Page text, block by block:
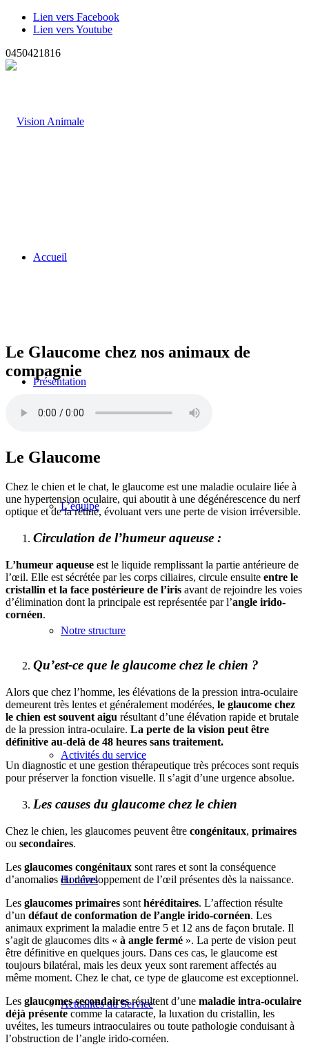
Lien vers Facebook
Lien vers Youtube
0450421816
Accueil
Présentation
L’équipe
Notre structure
Activités du service
Horaires
Actualités du Service
Le Glaucome chez nos animaux de
compagnie
Le Glaucome
Chez le chien et le chat, le glaucome est une maladie oculaire liée à
une hypertension oculaire, qui aboutit à une dégénérescence du nerf
optique et de la rétine, évoluant vers une perte de vision irréversible.
Circulation de l’humeur aqueuse :
L’humeur aqueuse est le liquide remplissant la partie antérieure de
l’œil. Elle est sécrétée par les corps ciliaires, circule ensuite entre le
cristallin et la face postérieure de l’iris avant de rejoindre les voies
d’élimination dont la principale est représentée par l’angle irido-
cornéen.
Qu’est-ce que le glaucome chez le chien ?
Alors que chez l’homme, les élévations de la pression intra-oculaire
demeurent très lentes et généralement modérées, le glaucome chez
le chien est souvent aigu résultant d’une élévation rapide et brutale
de la pression intra-oculaire. La perte de la vision peut être
définitive au-delà de 48 heures sans traitement.
Un diagnostic et une gestion thérapeutique très précoces sont requis
pour préserver la fonction visuelle. Il s’agit d’une urgence absolue.
Les causes du glaucome chez le chien
Chez le chien, les glaucomes peuvent être congénitaux, primaires
ou secondaires.
Les glaucomes congénitaux sont rares et sont la conséquence
d’anomalies du développement de l’œil présentes dès la naissance.
Les glaucomes primaires sont héréditaires. L’affection résulte
d’un défaut de conformation de l’angle irido-cornéen. Les
animaux expriment la maladie entre 5 et 12 ans de façon brutale. Il
s’agit de glaucomes dits « à angle fermé ». La perte de vision peut
être définitive en quelques jours. Dans ces cas, le glaucome est
toujours bilatéral, mais les deux yeux sont rarement affectés au
même moment. Chez le chat, ce type de glaucome est exceptionnel.
Les glaucomes secondairesrésultent d’une maladie intra-oculaire
déjà présente comme la cataracte, la luxation du cristallin, les
uvéites, les tumeurs intraoculaires ou toute pathologie conduisant à
l’obstruction de l’angle irido-cornéen.